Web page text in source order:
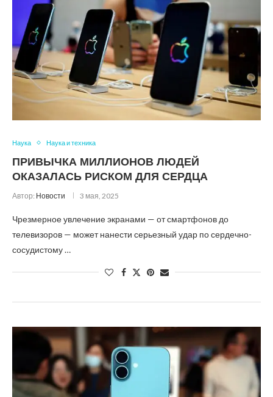
Наука Наука и техника
ПРИВЫЧКА МИЛЛИОНОВ ЛЮДЕЙ
ОКАЗАЛАСЬ РИСКОМ ДЛЯ СЕРДЦА
Автор: Новости 3 мая, 2025
Чрезмерное увлечение экранами — от смартфонов до
телевизоров — может нанести серьезный удар по сердечно-
сосудистому …